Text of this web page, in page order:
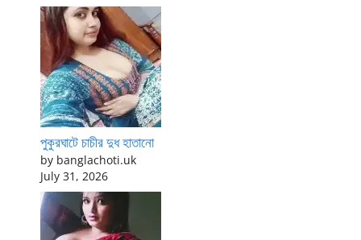
পুকুরঘাটে চাচীর দুধ হাতানো
by banglachoti.uk
July 31, 2026